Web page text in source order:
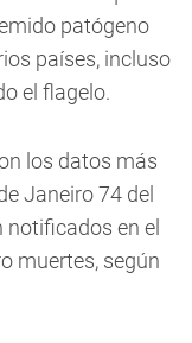
patógeno
países, incluso
el flagelo.
los datos más
Janeiro 74 del
en el
muertes, según